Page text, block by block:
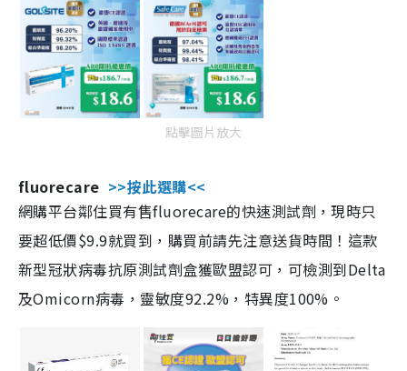
點擊圖片放大
fluorecare >>按此選購<<
網購平台鄰住買有售fluorecare的快速測試劑，現時只
要超低價$9.9就買到，購買前請先注意送貨時間！這款
新型冠狀病毒抗原測試劑盒獲歐盟認可，可檢測到Delta
及Omicorn病毒，靈敏度92.2%，特異度100%。